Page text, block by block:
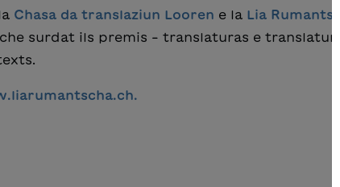
Chasa da translaziun Looren e la Lia
surdat ils premis – translaturas e